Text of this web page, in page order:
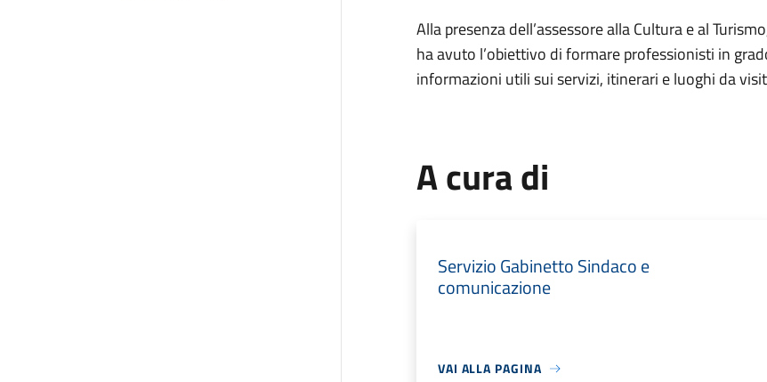
Alla presenza dell’assessore alla Cultura e al
ha avuto l’obiettivo di formare professionisti in
informazioni utili sui servizi, itinerari e luoghi da
A cura di
Servizio Gabinetto Sindaco e
comunicazione
VAI ALLA PAGINA